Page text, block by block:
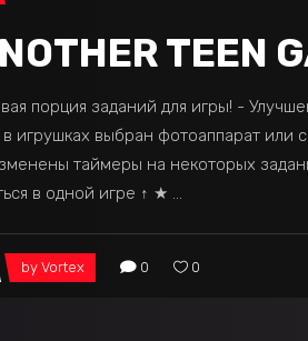
порция заданий для игры! -
игрушках выбран фотоаппарат или
таймеры на некоторых
в одной игре ↑ ★
by Vortex 0 0